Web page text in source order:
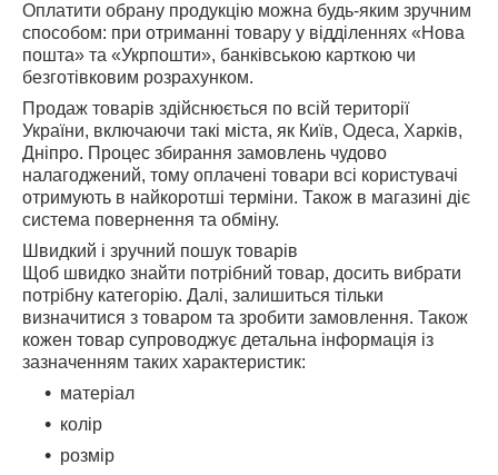
Оплатити обрану продукцію можна будь-яким зручним
способом: при отриманні товару у відділеннях «Нова
пошта» та «Укрпошти», банківською карткою чи
безготівковим розрахунком.
Продаж товарів здійснюється по всій території
України, включаючи такі міста, як Київ, Одеса, Харків,
Дніпро. Процес збирання замовлень чудово
налагоджений, тому оплачені товари всі користувачі
отримують в найкоротші терміни. Також в магазині діє
система повернення та обміну.
Швидкий і зручний пошук товарів
Щоб швидко знайти потрібний товар, досить вибрати
потрібну категорію. Далі, залишиться тільки
визначитися з товаром та зробити замовлення. Також
кожен товар супроводжує детальна інформація із
зазначенням таких характеристик:
матеріал
колір
розмір